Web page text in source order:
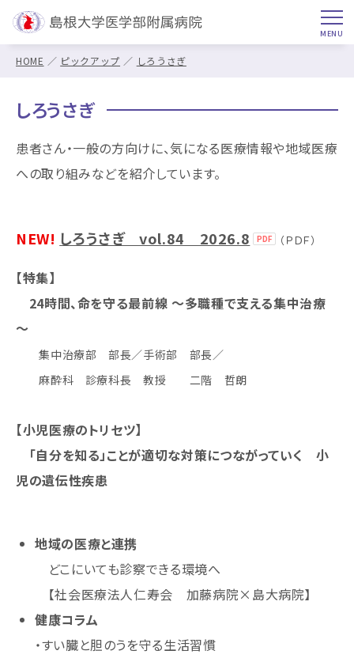
HOME ピックアップ しろうさぎ
しろうさぎ
患者さん・一般の方向けに、気になる医療情報や地域医療
への取り組みなどを紹介しています。
NEW! しろうさぎ vol.84 2026.8 （ＰＤＦ）
【特集】
24時間、命を守る最前線 ～多職種で支える集中治療
～
集中治療部 部長／手術部 部長／
麻酔科 診療科長 教授 二階 哲朗
【小児医療のトリセツ】
「自分を知る」ことが適切な対策につながっていく 小
児の遺伝性疾患
地域の医療と連携
どこにいても診察できる環境へ
【社会医療法人仁寿会 加藤病院×島大病院】
健康コラム
・すい臓と胆のうを守る生活習慣